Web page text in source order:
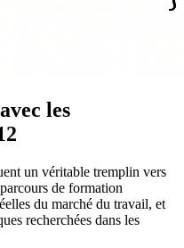
les
un véritable tremplin vers
de formation
du marché du travail, et
recherchées dans les